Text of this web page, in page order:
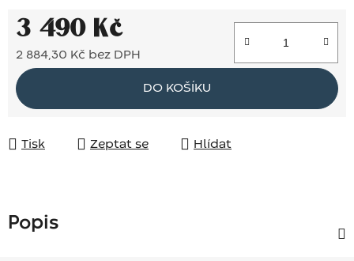
3 490 Kč
2 884,30 Kč bez DPH
Měrná cena:
DO KOŠÍKU
Tisk Zeptat se Hlídat
Popis